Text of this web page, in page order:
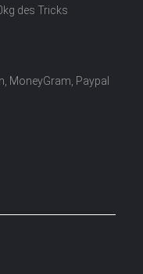
des Tricks
MoneyGram, Paypal